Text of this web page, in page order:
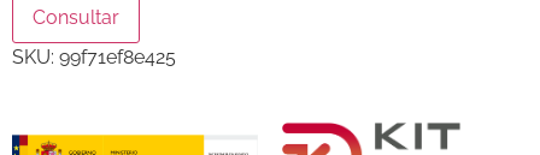
Consultar
SKU: 99f71ef8e425